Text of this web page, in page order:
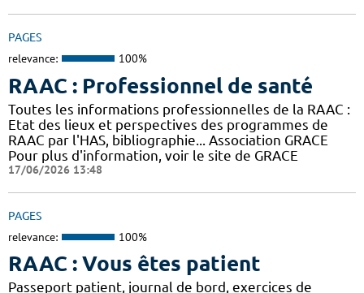
PAGES
relevance: 100%
RAAC : Professionnel de santé
Toutes les informations professionnelles de la RAAC :
Etat des lieux et perspectives des programmes de
RAAC par l'HAS, bibliographie... Association GRACE
Pour plus d'information, voir le site de GRACE
17/06/2026 13:48
PAGES
relevance: 100%
RAAC : Vous êtes patient
Passeport patient, journal de bord, exercices de